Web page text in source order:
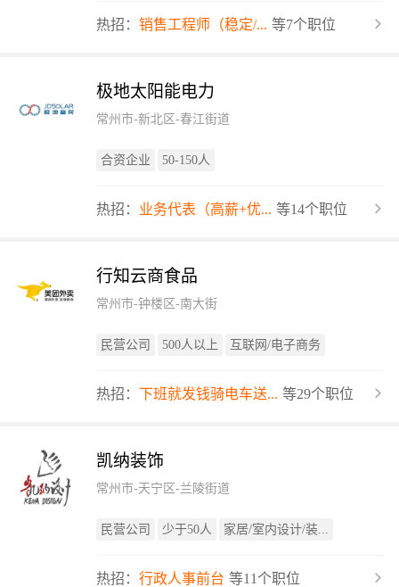
热招： 销售工程师（稳定/... 等7个职位
极地太阳能电力
常州市-新北区-春江街道
合资企业 50-150人
热招： 业务代表（高薪+优... 等14个职位
行知云商食品
常州市-钟楼区-南大街
民营公司 500人以上 互联网/电子商务
热招： 下班就发钱骑电车送... 等29个职位
凯纳装饰
常州市-天宁区-兰陵街道
民营公司 少于50人 家居/室内设计/装...
热招： 行政人事前台 等11个职位